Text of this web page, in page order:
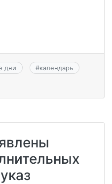
дни #календарь